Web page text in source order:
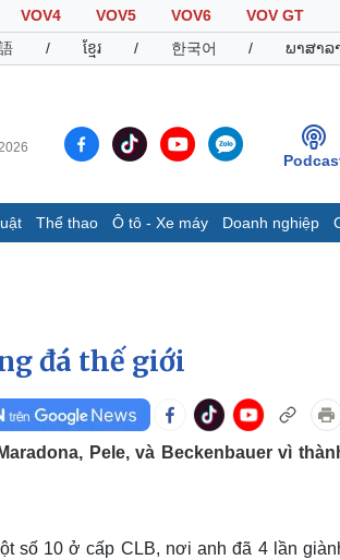
VOV4 VOV5 VOV6
VOV GT
/ ខ្មែរ / 한국어 / ພາສາລ
Thể thao Ô tô - Xe máy Doanh nghiệp
E-Magazine
Infographic
Ô tô - Xe máy
Vì
đá thế giới
Pele, và Beckenbauer vì
số 10 ở cấp CLB, nơi anh đã 4 lần